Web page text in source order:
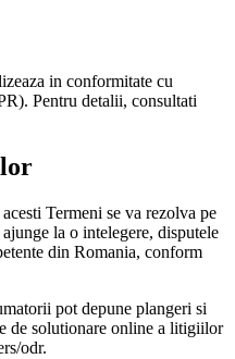
in conformitate cu
Pentru detalii, consultati
Termeni se va rezolva pe
la o intelegere, disputele
din Romania, conform
pot depune plangeri si
de solutionare online a litigiilor
odr.